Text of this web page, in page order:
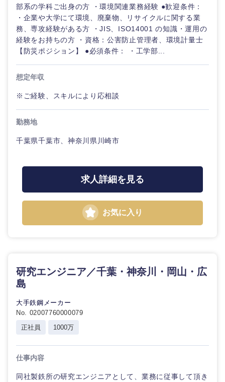
福岡県 佐賀県
長崎県 熊本県
大分県
部系の学科ご出身の方 ・環境関連業務経験 ●歓迎条件：
・企業や大学にて環境、廃棄物、リサイクルに関する業
務、専攻経験がある方 ・JIS、ISO14001 の知識・運用の
経験をお持ちの方 ・資格：公害防止管理者、環境計量士
【防災ポジション】 ●必須条件： ・工学部...
想定年収
※ご経験、スキルにより応相談
勤務地
千葉県千葉市、神奈川県川崎市
求人詳細を見る
お気に入り
研究エンジニア／千葉・神奈川・岡山・広
島
大手鉄鋼メーカー
No. 02007760000079
正社員
1000万
仕事内容
同社製鉄所の研究エンジニアとして、業務に従事して頂き